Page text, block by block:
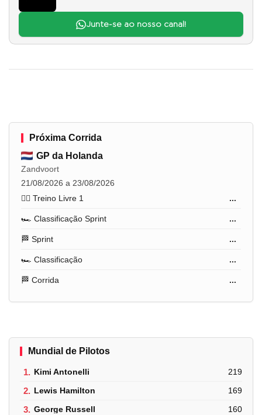
Junte-se ao nosso canal!
Próxima Corrida
GP da Holanda
Zandvoort
21/08/2026 a 23/08/2026
🏋️‍♂️ Treino Livre 1
...
🏎️ Classificação Sprint ...
🏁 Sprint ...
🏎️ Classificação ...
🏁 Corrida ...
Mundial de Pilotos
1. Kimi Antonelli 219
2. Lewis Hamilton 169
3. George Russell 160